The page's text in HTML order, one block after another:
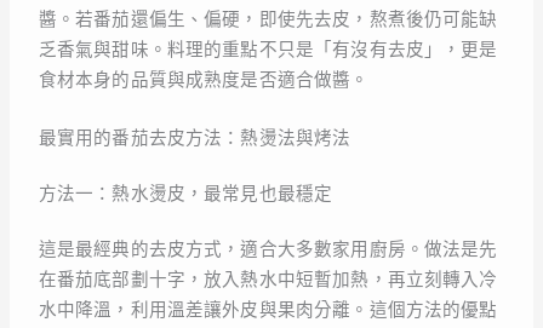
醬。若番茄還偏生、偏硬，即使先去皮，熬煮後仍可能缺
乏香氣與甜味。料理的重點不只是「有沒有去皮」，更是
食材本身的品質與成熟度是否適合做醬。
最實用的番茄去皮方法：熱燙法與烤法
方法一：熱水燙皮，最常見也最穩定
這是最經典的去皮方式，適合大多數家用廚房。做法是先
在番茄底部劃十字，放入熱水中短暫加熱，再立刻轉入冷
水中降溫，利用溫差讓外皮與果肉分離。這個方法的優點